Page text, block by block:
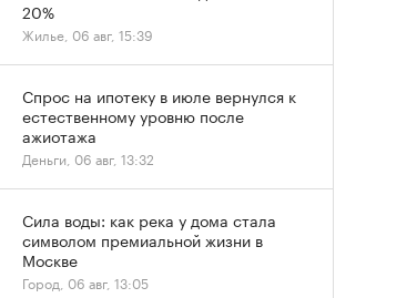
20%
Жилье, 06 авг, 15:39
Спрос на ипотеку в июле вернулся к
естественному уровню после
ажиотажа
Деньги, 06 авг, 13:32
Сила воды: как река у дома стала
символом премиальной жизни в
Москве
Город, 06 авг, 13:05